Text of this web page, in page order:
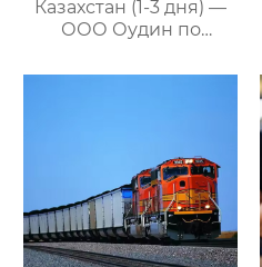
Казахстан (1-3 дня) —
ООО Оудин по
международными